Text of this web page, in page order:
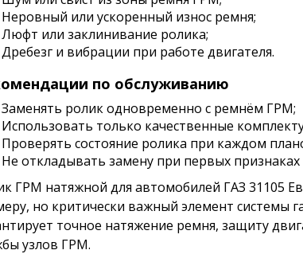
Неровный или ускоренный износ ремня;
Люфт или заклинивание ролика;
Дребезг и вибрации при работе двигателя.
по обслуживанию
Заменять ролик одновременно с ремнём ГРМ;
Использовать только качественные
Проверять состояние ролика при каждом
Не откладывать замену при первых признаках
ГРМ натяжной для автомобилей ГАЗ 31105
но критически важный элемент системы
точное натяжение ремня, защиту
узлов ГРМ.